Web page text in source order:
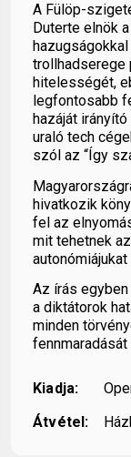
A Fülöp-
Duterte elnök
trollhadserege
hitelességét,
legfontosabb
hazáját
uraló tech
szól az “Így
hivatkozik
fel az
mit tehetnek
Az írás
a diktátorok
minden
Kiadja:
Átvétel: